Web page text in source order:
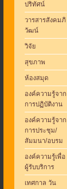
ปริทัศน์
วารสารสังคมภิ
วัฒน์
วิจัย
สุขภาพ
ห้องสมุด
องค์ความรู้จาก
การปฏิบัติงาน
องค์ความรู้จาก
การประชุม/
สัมมนา/อบรม
องค์ความรู้เพื่อ
ผู้รับบริการ
เทศกาล วัน